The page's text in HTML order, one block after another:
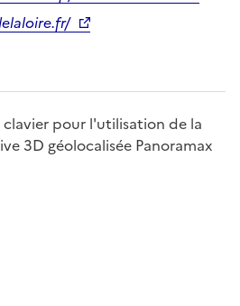
clavier pour l'utilisation de la
3D géolocalisée Panoramax